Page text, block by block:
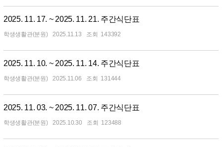
2025. 11. 17. ~ 2025. 11. 21. 주간식단표
학생생활관(분원) 2025.11.13 143392
2025. 11. 10. ~ 2025. 11. 14. 주간식단표
학생생활관(분원) 2025.11.06 131444
2025. 11. 03. ~ 2025. 11. 07. 주간식단표
학생생활관(분원) 2025.10.30 123488